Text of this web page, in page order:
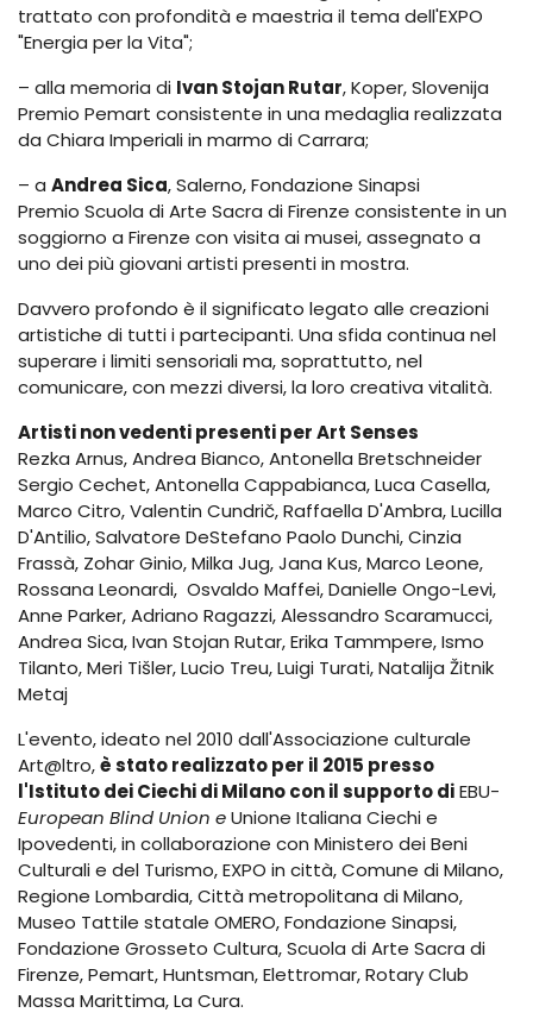
trattato con profondità e maestria il tema dell'EXPO
"Energia per la Vita";
– alla memoria di Ivan Stojan Rutar, Koper, Slovenija
Premio Pemart consistente in una medaglia realizzata
da Chiara Imperiali in marmo di Carrara;
– a Andrea Sica, Salerno, Fondazione Sinapsi
Premio Scuola di Arte Sacra di Firenze consistente in un
soggiorno a Firenze con visita ai musei, assegnato a
uno dei più giovani artisti presenti in mostra.
Davvero profondo è il significato legato alle creazioni
artistiche di tutti i partecipanti. Una sfida continua nel
superare i limiti sensoriali ma, soprattutto, nel
comunicare, con mezzi diversi, la loro creativa vitalità.
Artisti non vedenti presenti per Art Senses
Rezka Arnus, Andrea Bianco, Antonella Bretschneider
Sergio Cechet, Antonella Cappabianca, Luca Casella,
Marco Citro, Valentin Cundrič, Raffaella D'Ambra, Lucilla
D'Antilio, Salvatore DeStefano Paolo Dunchi, Cinzia
Frassà, Zohar Ginio, Milka Jug, Jana Kus, Marco Leone,
Rossana Leonardi, Osvaldo Maffei, Danielle Ongo-Levi,
Anne Parker, Adriano Ragazzi, Alessandro Scaramucci,
Andrea Sica, Ivan Stojan Rutar, Erika Tammpere, Ismo
Tilanto, Meri Tišler, Lucio Treu, Luigi Turati, Natalija Žitnik
Metaj
L'evento, ideato nel 2010 dall'Associazione culturale
Art@ltro,è stato realizzato per il 2015 presso
l'Istituto dei Ciechi di Milano con il supporto diEBU-
European Blind Union eUnione Italiana Ciechi e
Ipovedenti, in collaborazione con Ministero dei Beni
Culturali e del Turismo, EXPO in città, Comune di Milano,
Regione Lombardia, Città metropolitana di Milano,
Museo Tattile statale OMERO, Fondazione Sinapsi,
Fondazione Grosseto Cultura, Scuola di Arte Sacra di
Firenze, Pemart, Huntsman, Elettromar, Rotary Club
Massa Marittima, La Cura.